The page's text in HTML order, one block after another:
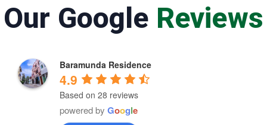
Our Google Reviews
Baramunda Residence
4.9
Based on 28 reviews
powered by Google